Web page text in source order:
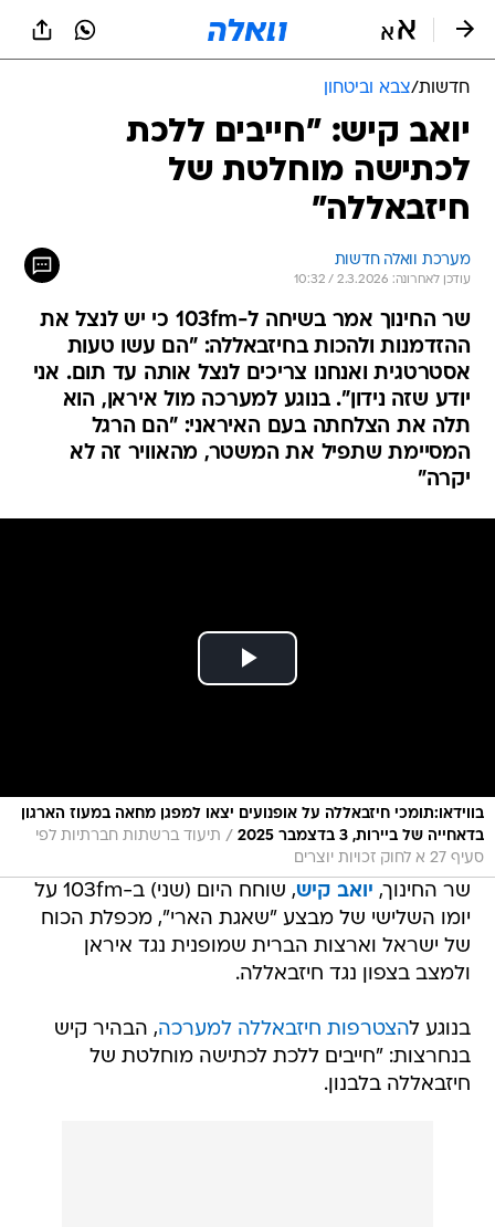
חדשות/צבא וביטחון
יואב קיש: "חייבים ללכת
לכתישה מוחלטת של
חיזבאללה"
מערכת וואלה חדשות
עודכן לאחרונה: 2.3.2026 / 10:32
שר החינוך אמר בשיחה ל-103fm כי יש לנצל את
ההזדמנות ולהכות בחיזבאללה: "הם עשו טעות
אסטרטגית ואנחנו צריכים לנצל אותה עד תום. אני
יודע שזה נידון". בנוגע למערכה מול איראן, הוא
תלה את הצלחתה בעם האיראני: "הם הרגל
המסיימת שתפיל את המשטר, מהאוויר זה לא
יקרה"
בווידאו:תומכי חיזבאללה על אופנועים יצאו למפגן מחאה במעוז הארגון
בדאחייה של ביירות, 3 בדצמבר 2025
/ תיעוד ברשתות חברתיות לפי
סעיף 27 א לחוק זכויות יוצרים
שר החינוך, יואב קיש
, שוחח היום (שני) ב-103fm על
יומו השלישי של מבצע "שאגת הארי", מכפלת הכוח
של ישראל וארצות הברית שמופנית נגד איראן
ולמצב בצפון נגד חיזבאללה.
בנוגע להצטרפות חיזבאללה למערכה, הבהיר קיש
בנחרצות: "חייבים ללכת לכתישה מוחלטת של
חיזבאללה בלבנון.